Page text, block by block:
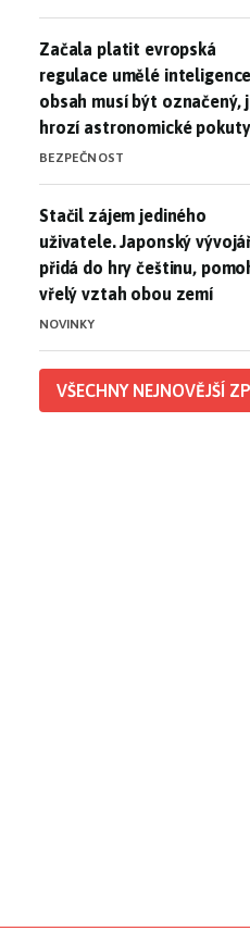
Začala platit evropská
Začala platit evropská
regulace umělé
obsah musí být označený,
hrozí astronomické pokuty
BEZPEČNOST
Stačil zájem jediného
Stačil zájem jediného
uživatele. Japonský
přidá do hry češtinu,
vřelý vztah obou zemí
NOVINKY
VŠECHNY NEJNOVĚJŠÍ